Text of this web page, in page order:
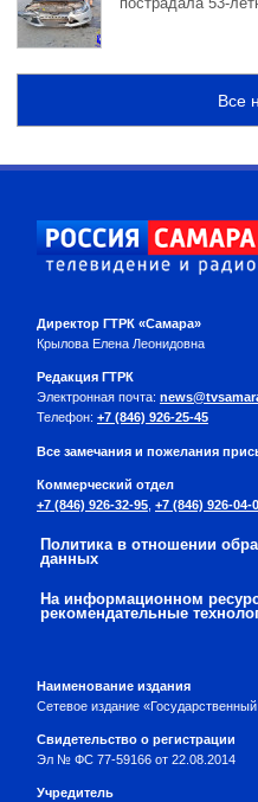
Все
Директор ГТРК «Самара»
Крылова Елена Леонидовна
Редакция ГТРК
Электронная почта:
Телефон: +7 (846) 926-25-45
Все замечания и пожелания
Коммерческий отдел
+7 (846) 926-32-95 +7 (846) 926-04-
Политика в отношении
данных
На информационном
рекомендательные
Наименование издания
Сетевое издание
Свидетельство о регистрации
Эл № ФС 77-59166 от 22.08.2014
Учредитель